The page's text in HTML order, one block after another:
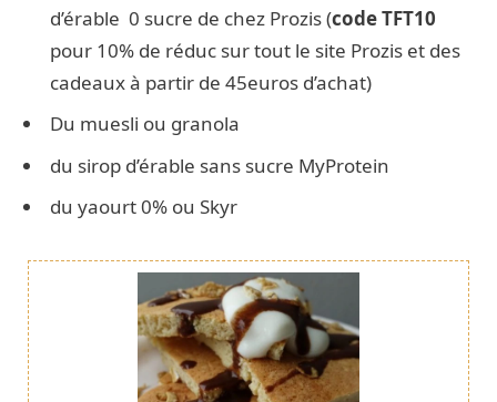
d’érable 0 sucre de chez Prozis (code TFT10
pour 10% de réduc sur tout le site Prozis et des
cadeaux à partir de 45euros d’achat)
Du muesli ou granola
du sirop d’érable sans sucre MyProtein
du yaourt 0% ou Skyr